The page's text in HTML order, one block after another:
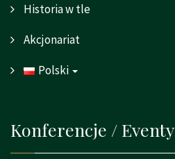
Historia w tle
Akcjonariat
Polski
Konferencje / Eventy